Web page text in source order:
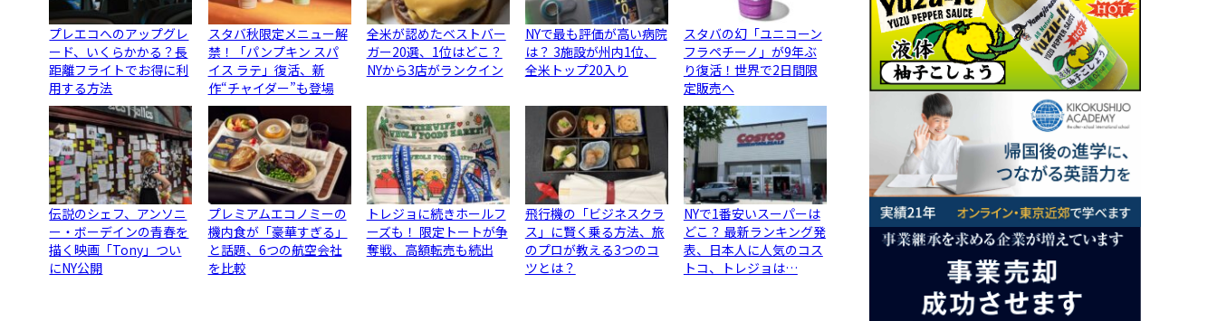
プレエコへのアップグレ
ード、いくらかかる？長
距離フライトでお得に利
用する方法
スタバ秋限定メニュー解
禁！「パンプキン スパ
イス ラテ」復活、新
作“チャイダー”も登場
全米が認めたベストバー
ガー20選、1位はどこ？
NYから3店がランクイン
NYで最も評価が高い病院
は？ 3施設が州内1位、
全米トップ20入り
スタバの幻「ユニコーン
フラペチーノ」が9年ぶ
り復活！世界で2日間限
定販売へ
伝説のシェフ、アンソニ
ー・ボーデインの青春を
描く映画「Tony」つい
にNY公開
プレミアムエコノミーの
機内食が「豪華すぎる」
と話題、6つの航空会社
を比較
トレジョに続きホールフ
ーズも！ 限定トートが争
奪戦、高額転売も続出
飛行機の「ビジネスクラ
ス」に賢く乗る方法、旅
のプロが教える3つのコ
ツとは？
NYで1番安いスーパーは
どこ？ 最新ランキング発
表、日本人に人気のコス
トコ、トレジョは…